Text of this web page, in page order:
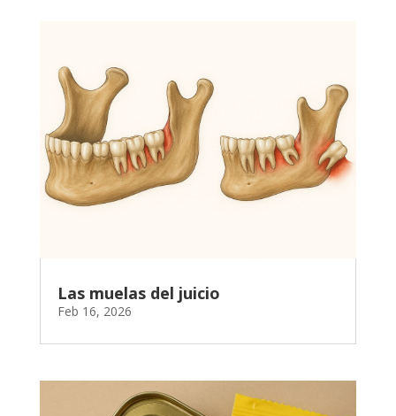
Las muelas del juicio
Feb 16, 2026